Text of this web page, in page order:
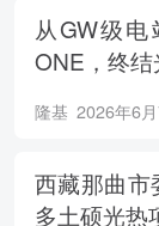
从GW级
ONE，终
隆基 2026年6
西藏那曲
多土硕光热